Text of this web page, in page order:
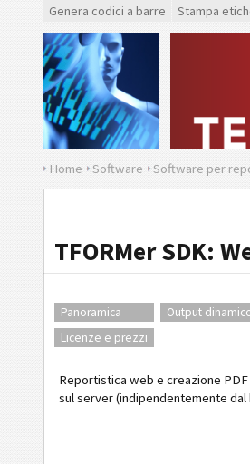
Genera codici a barre Stampa
Home Software Software per
TFORMer SDK:
Panoramica Output
Licenze e prezzi
Reportistica web e creazione
sul server (indipendentemente